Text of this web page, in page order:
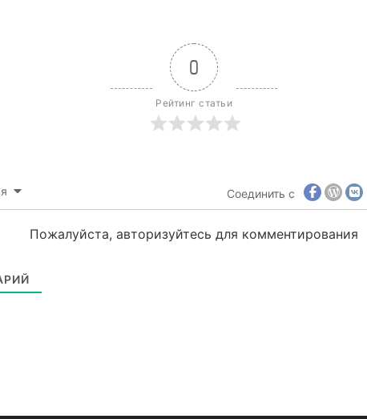
0
Рейтинг статьи
Соединить с
Пожалуйста, авторизуйтесь для комментирования